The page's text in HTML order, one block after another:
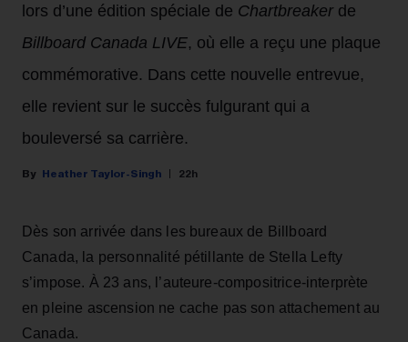
lors d’une édition spéciale de Chartbreaker de
Billboard Canada LIVE, où elle a reçu une plaque
commémorative. Dans cette nouvelle entrevue,
elle revient sur le succès fulgurant qui a
bouleversé sa carrière.
Heather Taylor-Singh 22h
Dès son arrivée dans les bureaux de Billboard
Canada, la personnalité pétillante de Stella Lefty
s’impose. À 23 ans, l’auteure-compositrice-interprète
en pleine ascension ne cache pas son attachement au
Canada.